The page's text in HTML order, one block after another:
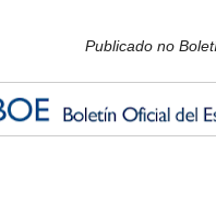
Publicado no